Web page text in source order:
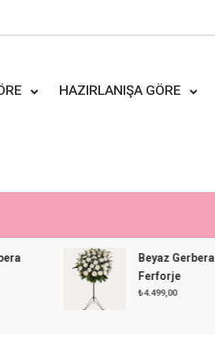
HAZIRLANIŞA GÖRE
Beyaz Gerbera
Ferforje
4.499,00